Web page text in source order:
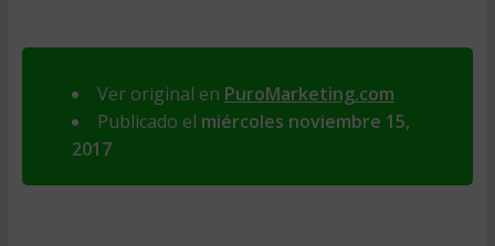
Ver original en PuroMarketing.com
Publicado el miércoles noviembre 15,
2017